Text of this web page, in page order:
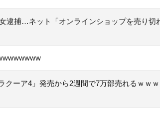
逮捕…ネット「オンラインショップを売り切
クーア4」発売から2週間で7万部売れるｗｗ